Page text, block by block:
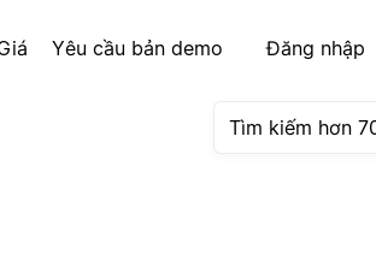
Yêu cầu bản demo Đăng nhập